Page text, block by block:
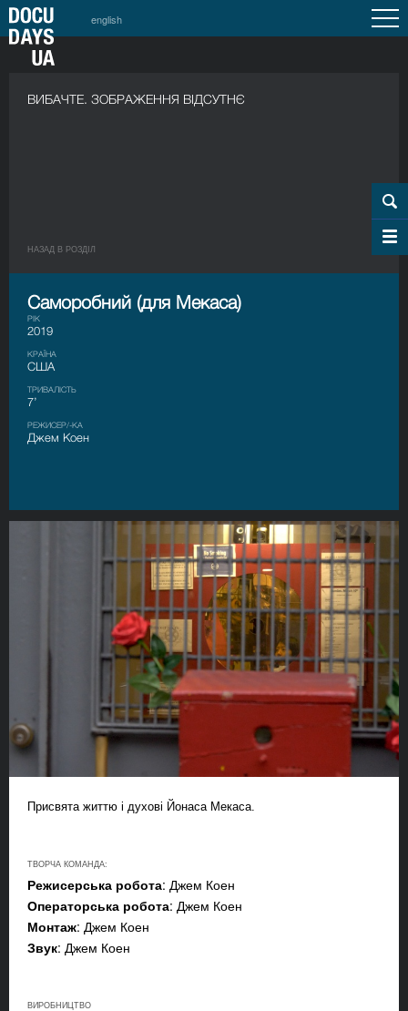
english
ВИБАЧТЕ. ЗОБРАЖЕННЯ ВІДСУТНЄ
НАЗАД В РОЗДIЛ
Саморобний (для Мекаса)
РІК
2019
КРАЇНА
США
ТРИВАЛІСТЬ
7’
РЕЖИСЕР/-КА
Джем Коен
Присвята життю і духові Йонаса Мекаса.
ТВОРЧА КОМАНДА:
Режисерська робота: Джем Коен
Операторська робота: Джем Коен
Монтаж: Джем Коен
Звук: Джем Коен
ВИРОБНИЦТВО